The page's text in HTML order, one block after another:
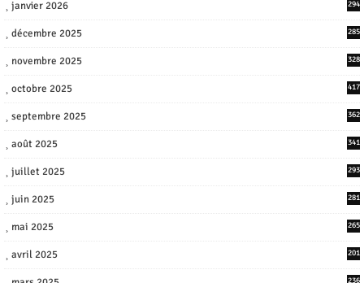
janvier 2026 294
décembre 2025 285
novembre 2025 328
octobre 2025 417
septembre 2025 362
août 2025 341
juillet 2025 293
juin 2025 281
mai 2025 265
avril 2025 201
236